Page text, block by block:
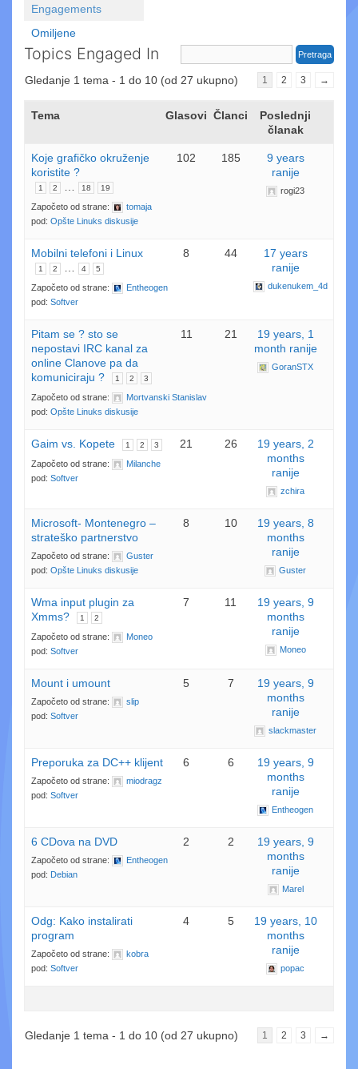
Engagements
Omiljene
Topics Engaged In
Gledanje 1 tema - 1 do 10 (od 27 ukupno) 1 2 3 →
Tema Glasovi Članci
Poslednji
članak
Koje grafičko okruženje
koristite ?
1 2 18 19
Započeto od strane:
tomaja
pod: Opšte Linuks diskusije
102 185
9 years
ranije
rogi23
Mobilni telefoni i Linux
1 2 4 5
Započeto od strane:
Entheogen
pod: Softver
8 44
17 years
ranije
dukenukem_4d
Pitam se ? sto se
nepostavi IRC kanal za
online Clanove pa da
komuniciraju ?
1 2 3
Započeto od strane:
Mortvanski Stanislav
pod: Opšte Linuks diskusije
11 21
19 years, 1
month ranije
GoranSTX
Gaim vs. Kopete 1 2 3
Započeto od strane:
Milanche
pod: Softver
21 26
19 years, 2
months
ranije
zchira
Microsoft- Montenegro –
strateško partnerstvo
Započeto od strane:
Guster
pod: Opšte Linuks diskusije
8 10
19 years, 8
months
ranije
Guster
Wma input plugin za
Xmms?
1 2
Započeto od strane:
Moneo
pod: Softver
7 11
19 years, 9
months
ranije
Moneo
Mount i umount
Započeto od strane:
slip
pod: Softver
5 7
19 years, 9
months
ranije
slackmaster
Preporuka za DC++ klijent
Započeto od strane:
miodragz
pod: Softver
6 6
19 years, 9
months
ranije
Entheogen
6 CDova na DVD
Započeto od strane:
Entheogen
pod: Debian
2 2
19 years, 9
months
ranije
Marel
Odg: Kako instalirati
program
Započeto od strane:
kobra
pod: Softver
4 5
19 years, 10
months
ranije
popac
Gledanje 1 tema - 1 do 10 (od 27 ukupno) 1 2 3 →